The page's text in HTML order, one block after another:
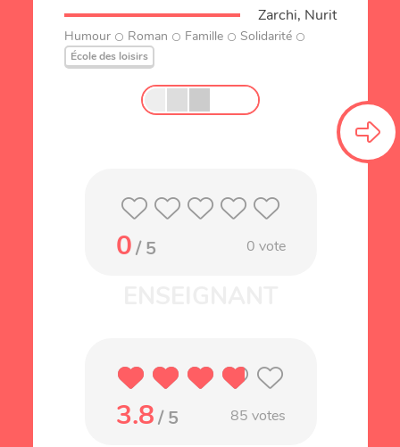
Zarchi, Nurit
Humour Roman Famille Solidarité
École des loisirs
0/ 5 0 vote
3.8/ 5 85 votes